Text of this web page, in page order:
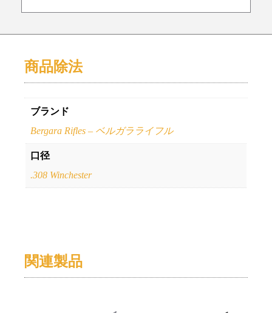
商品除法
ブランド
Bergara Rifles – ベルガラライフル
口径
.308 Winchester
関連製品